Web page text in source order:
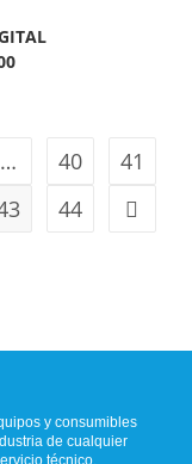
… 40
41
44
y consumibles
de cualquier
técnico.